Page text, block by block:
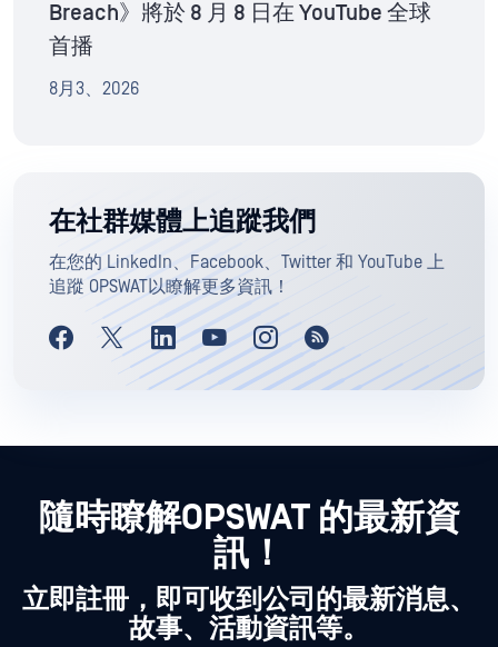
Breach》將於 8 月 8 日在 YouTube 全球
首播
8月3、2026
在社群媒體上追蹤我們
在您的 LinkedIn、Facebook、Twitter 和 YouTube 上
追蹤 OPSWAT以瞭解更多資訊！
隨時瞭解OPSWAT 的最新資
訊！
立即註冊，即可收到公司的最新消息、
故事、活動資訊等。